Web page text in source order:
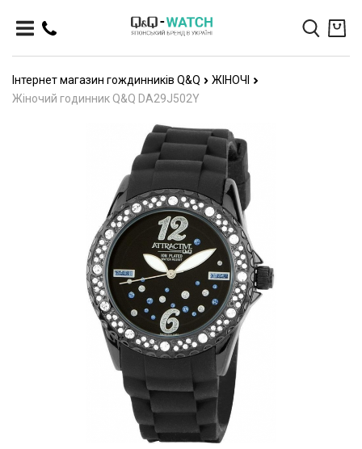
Інтернет магазин гождинників Q&Q
ЖІНОЧІ
Жіночий годинник Q&Q DA29J502Y